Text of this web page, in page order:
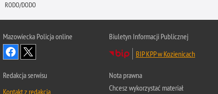
RODO/DODO
Mazowiecka Policja online
Biuletyn Informacji Publicznej
BIP KPP w Kozienicach
Redakcja serwisu
Kontakt z redakcją
Nota prawna
Chcesz wykorzystać materiał